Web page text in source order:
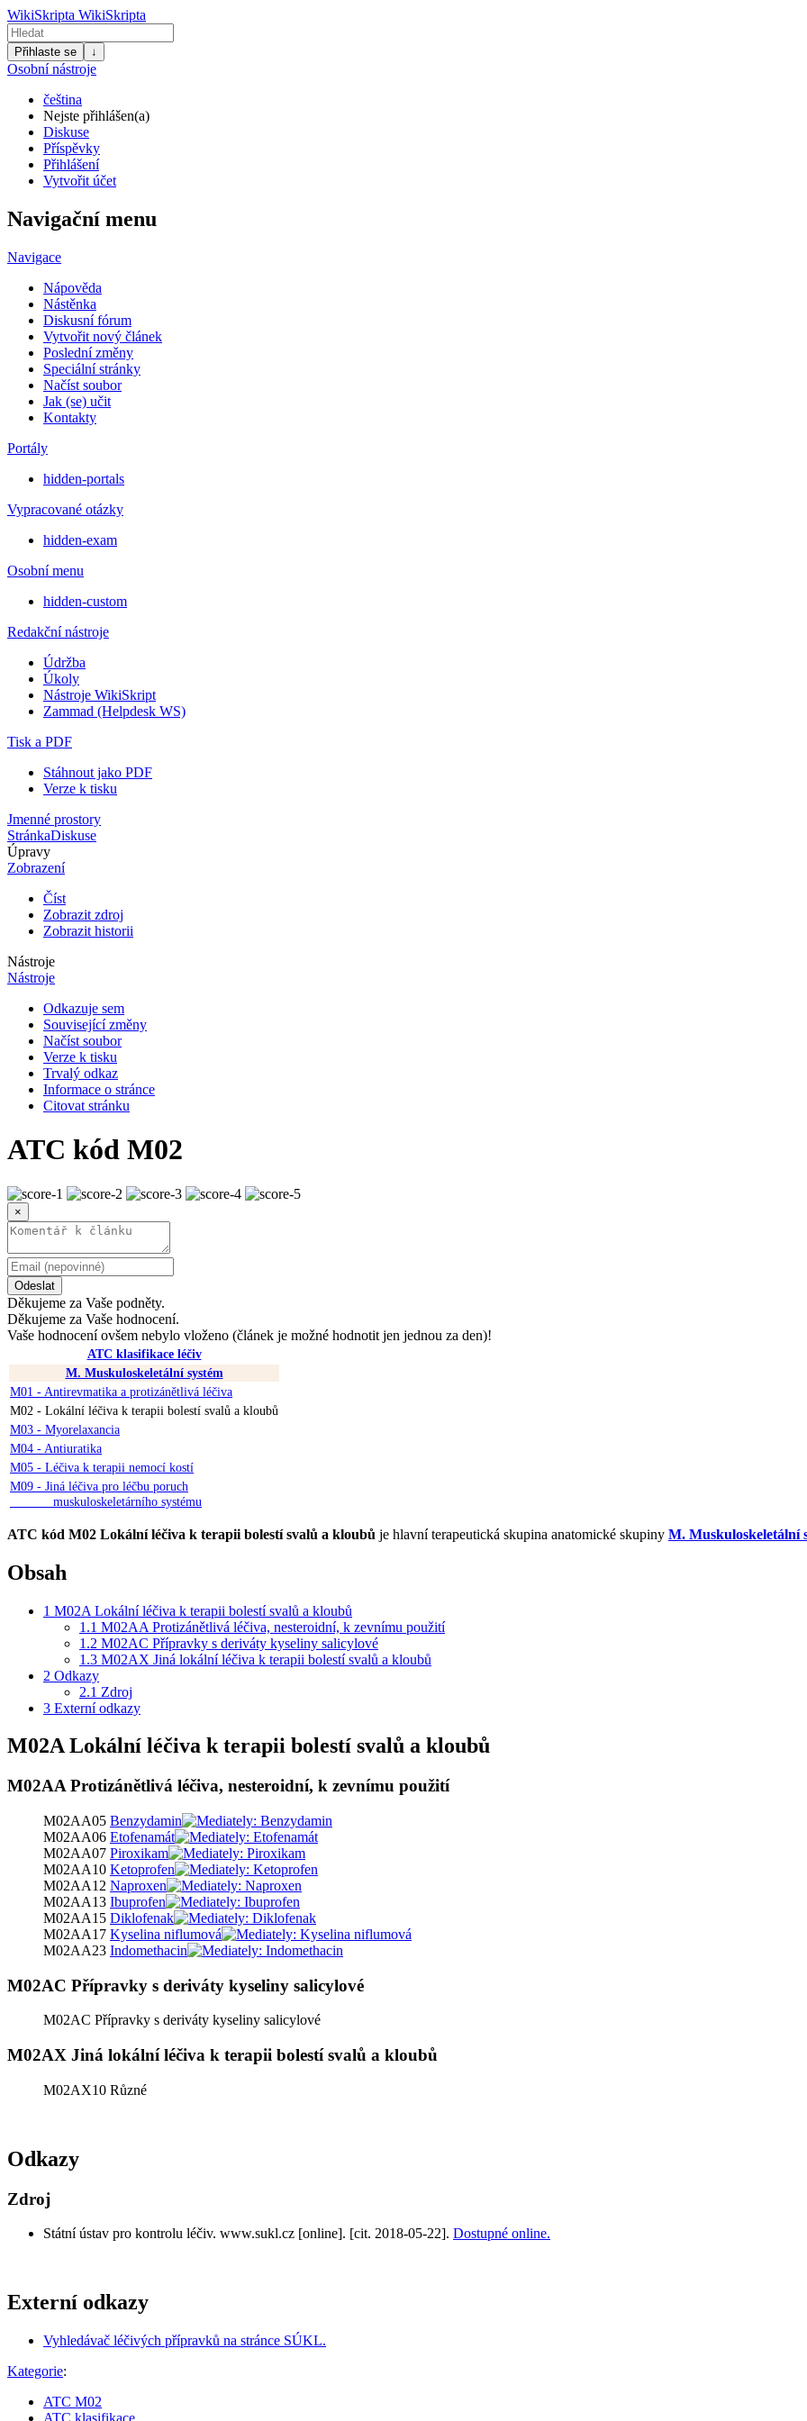
WikiSkripta WikiSkripta
Přihlaste se ↓
Osobní nástroje
čeština
Nejste přihlášen(a)
Diskuse
Příspěvky
Přihlášení
Vytvořit účet
Navigační menu
Navigace
Nápověda
Nástěnka
Diskusní fórum
Vytvořit nový článek
Poslední změny
Speciální stránky
Načíst soubor
Jak (se) učit
Kontakty
Portály
hidden-portals
Vypracované otázky
hidden-exam
Osobní menu
hidden-custom
Redakční nástroje
Údržba
Úkoly
Nástroje WikiSkript
Zammad (Helpdesk WS)
Tisk a PDF
Stáhnout jako PDF
Verze k tisku
Jmenné prostory
StránkaDiskuse
Úpravy
Zobrazení
Číst
Zobrazit zdroj
Zobrazit historii
Nástroje
Nástroje
Odkazuje sem
Související změny
Načíst soubor
Verze k tisku
Trvalý odkaz
Informace o stránce
Citovat stránku
ATC kód M02
×
Odeslat
Děkujeme za Vaše podněty.
Děkujeme za Vaše hodnocení.
Vaše hodnocení ovšem nebylo vloženo (článek je možné hodnotit jen jednou za den)!
ATC klasifikace léčiv
M. Muskuloskeletální systém
M01 - Antirevmatika a protizánětlivá léčiva
M02 - Lokální léčiva k terapii bolestí svalů a kloubů
M03 - Myorelaxancia
M04 - Antiuratika
M05 - Léčiva k terapii nemocí kostí
M09 - Jiná léčiva pro léčbu poruch
muskuloskeletárního systému
ATC kód M02 Lokální léčiva k terapii bolestí svalů a kloubů je hlavní terapeutická skupina anatomické skupiny M. Muskuloskeletální
Obsah
1 M02A Lokální léčiva k terapii bolestí svalů a kloubů
1.1 M02AA Protizánětlivá léčiva, nesteroidní, k zevnímu použití
1.2 M02AC Přípravky s deriváty kyseliny salicylové
1.3 M02AX Jiná lokální léčiva k terapii bolestí svalů a kloubů
2 Odkazy
2.1 Zdroj
3 Externí odkazy
M02A Lokální léčiva k terapii bolestí svalů a kloubů
M02AA Protizánětlivá léčiva, nesteroidní, k zevnímu použití
M02AA05 Benzydamin
M02AA06 Etofenamát
M02AA07 Piroxikam
M02AA10 Ketoprofen
M02AA12 Naproxen
M02AA13 Ibuprofen
M02AA15 Diklofenak
M02AA17 Kyselina niflumová
M02AA23 Indomethacin
M02AC Přípravky s deriváty kyseliny salicylové
M02AC Přípravky s deriváty kyseliny salicylové
M02AX Jiná lokální léčiva k terapii bolestí svalů a kloubů
M02AX10 Různé
Odkazy
Zdroj
Státní ústav pro kontrolu léčiv. www.sukl.cz [online]. [cit. 2018-05-22]. Dostupné online.
Externí odkazy
Vyhledávač léčivých přípravků na stránce SÚKL.
Kategorie:
ATC M02